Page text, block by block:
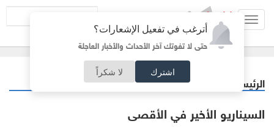
أترغب في تفعيل الإشعارات؟
حتى لا تفوتك آخر الأحداث والأخبار العاجلة
اشترك لا شكراً
الرئيسية مقالات مختارة
السيناريو الأخير في الأقصى